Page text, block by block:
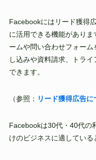
Facebookにはリード獲得
に活用できる機能があり
ームや問い合わせフォー
し込みや資料請求、トラ
できます。
（参照： リード獲得広告に
Facebookは30代・40代の
けのビジネスに適している